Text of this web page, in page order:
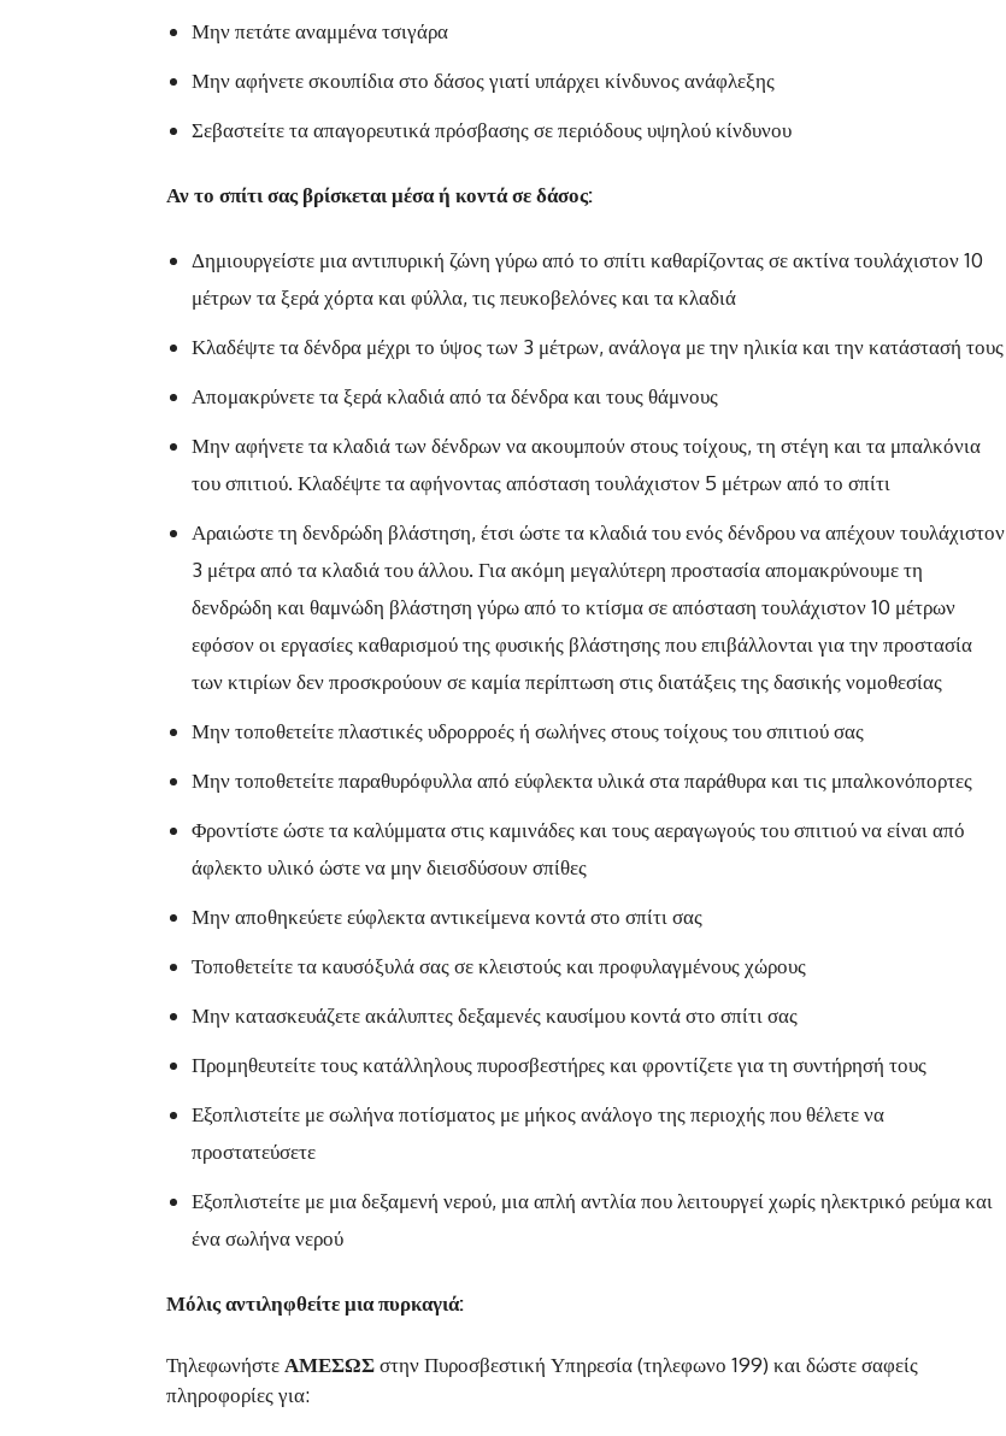
Μην πετάτε αναμμένα τσιγάρα
Μην αφήνετε σκουπίδια στο δάσος γιατί υπάρχει κίνδυνος ανάφλεξης
Σεβαστείτε τα απαγορευτικά πρόσβασης σε περιόδους υψηλού κίνδυνου
Αν το σπίτι σας βρίσκεται μέσα ή κοντά σε δάσος:
Δημιουργείστε μια αντιπυρική ζώνη γύρω από το σπίτι καθαρίζοντας σε ακτίνα τουλάχιστον 10
μέτρων τα ξερά χόρτα και φύλλα, τις πευκοβελόνες και τα κλαδιά
Κλαδέψτε τα δένδρα μέχρι το ύψος των 3 μέτρων, ανάλογα με την ηλικία και την κατάστασή τους
Απομακρύνετε τα ξερά κλαδιά από τα δένδρα και τους θάμνους
Μην αφήνετε τα κλαδιά των δένδρων να ακουμπούν στους τοίχους, τη στέγη και τα μπαλκόνια
του σπιτιού. Κλαδέψτε τα αφήνοντας απόσταση τουλάχιστον 5 μέτρων από το σπίτι
Αραιώστε τη δενδρώδη βλάστηση, έτσι ώστε τα κλαδιά του ενός δένδρου να απέχουν τουλάχιστον
3 μέτρα από τα κλαδιά του άλλου. Για ακόμη μεγαλύτερη προστασία απομακρύνουμε τη
δενδρώδη και θαμνώδη βλάστηση γύρω από το κτίσμα σε απόσταση τουλάχιστον 10 μέτρων
εφόσον οι εργασίες καθαρισμού της φυσικής βλάστησης που επιβάλλονται για την προστασία
των κτιρίων δεν προσκρούουν σε καμία περίπτωση στις διατάξεις της δασικής νομοθεσίας
Μην τοποθετείτε πλαστικές υδρορροές ή σωλήνες στους τοίχους του σπιτιού σας
Μην τοποθετείτε παραθυρόφυλλα από εύφλεκτα υλικά στα παράθυρα και τις μπαλκονόπορτες
Φροντίστε ώστε τα καλύμματα στις καμινάδες και τους αεραγωγούς του σπιτιού να είναι από
άφλεκτο υλικό ώστε να μην διεισδύσουν σπίθες
Μην αποθηκεύετε εύφλεκτα αντικείμενα κοντά στο σπίτι σας
Τοποθετείτε τα καυσόξυλά σας σε κλειστούς και προφυλαγμένους χώρους
Μην κατασκευάζετε ακάλυπτες δεξαμενές καυσίμου κοντά στο σπίτι σας
Προμηθευτείτε τους κατάλληλους πυροσβεστήρες και φροντίζετε για τη συντήρησή τους
Εξοπλιστείτε με σωλήνα ποτίσματος με μήκος ανάλογο της περιοχής που θέλετε να
προστατεύσετε
Εξοπλιστείτε με μια δεξαμενή νερού, μια απλή αντλία που λειτουργεί χωρίς ηλεκτρικό ρεύμα και
ένα σωλήνα νερού
Μόλις αντιληφθείτε μια πυρκαγιά:
Τηλεφωνήστε ΑΜΕΣΩΣστην Πυροσβεστική Υπηρεσία (τηλεφωνο 199) και δώστε σαφείς
πληροφορίες για: